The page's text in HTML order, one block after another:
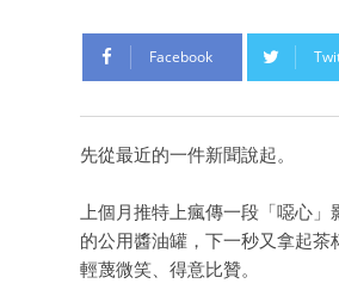
Facebook
先從最近的一件新聞說起。
上個月推特上瘋傳一段「噁心
的公用醬油罐，下一秒又拿起
輕蔑微笑、得意比贊。